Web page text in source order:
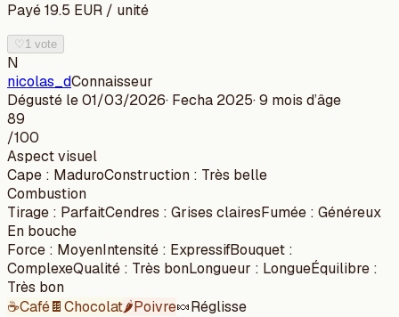
Payé19.5 EUR / unité
♡ 1 vote
N
nicolas_dConnaisseur
Dégusté le01/03/2026· Fecha 2025·9 mois d’âge
89
/100
Aspect visuel
Cape : MaduroConstruction : Très belle
Combustion
Tirage : ParfaitCendres : Grises clairesFumée : Généreux
En bouche
Force : MoyenIntensité : ExpressifBouquet :
ComplexeQualité : Très bonLongueur : LongueÉquilibre :
Très bon
☕Café🍫Chocolat🌶️Poivre🍬Réglisse